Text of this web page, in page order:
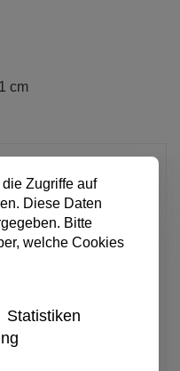
cm
Anzahl
Alle Preise inkl. MwSt.
Zugriffe auf
Diese Daten
Bitte
welche Cookies
Statistiken